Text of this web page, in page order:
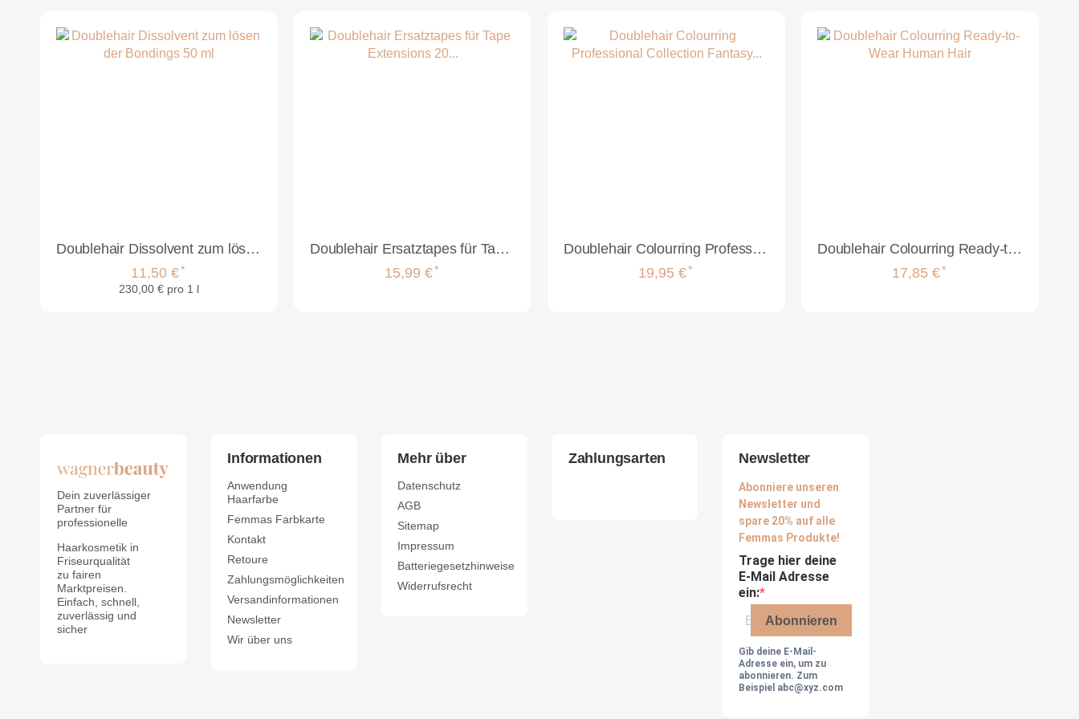
Doublehair Dissolvent zum lösen der Bondings 50 ml
11,50 €*
230,00 € pro 1 l
Doublehair Ersatztapes für Tape Extensions 20 Stück
15,99 €*
Doublehair Colourring Professional Collection Fantasy Colours
19,95 €*
Doublehair Colourring Ready-to-Wear Human Hair
17,85 €*
Dein zuverlässiger
Partner für
professionelle
Haarkosmetik in
Friseurqualität
zu fairen
Marktpreisen.
Einfach, schnell,
zuverlässig und
sicher
Informationen
Anwendung
Haarfarbe
Femmas Farbkarte
Kontakt
Retoure
Zahlungsmöglichkeiten
Versandinformationen
Newsletter
Wir über uns
Mehr über
Datenschutz
AGB
Sitemap
Impressum
Batteriegesetzhinweise
Widerrufsrecht
Zahlungsarten Newsletter
Abonniere unseren
Newsletter und
spare 20% auf alle
Femmas Produkte!
Trage hier deine
E-Mail Adresse
ein:
Abonnieren
Gib deine E-Mail-
Adresse ein, um zu
abonnieren. Zum
Beispiel abc@xyz.com